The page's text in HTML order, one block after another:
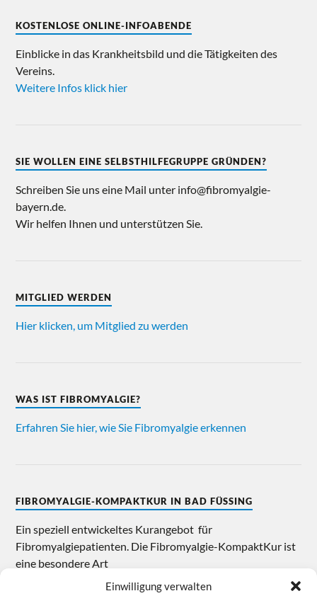
Einwilligung verwalten
KOSTENLOSE ONLINE-INFOABENDE
Einblicke in das Krankheitsbild und die Tätigkeiten des
Vereins.
Weitere Infos klick hier
SIE WOLLEN EINE SELBSTHILFEGRUPPE GRÜNDEN?
Schreiben Sie uns eine Mail unter info@fibromyalgie-
bayern.de.
Wir helfen Ihnen und unterstützen Sie.
MITGLIED WERDEN
Hier klicken, um Mitglied zu werden
WAS IST FIBROMYALGIE?
Erfahren Sie hier, wie Sie Fibromyalgie erkennen
FIBROMYALGIE-KOMPAKTKUR IN BAD FÜSSING
Ein speziell entwickeltes Kurangebot für
Fibromyalgiepatienten. Die Fibromyalgie-KompaktKur ist
eine besondere Art
Mitgliederbereich